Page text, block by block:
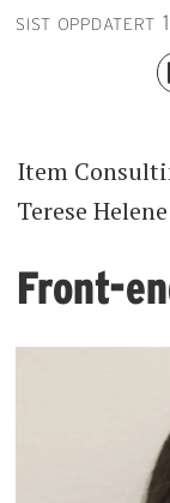
SIST OPPDATERT
Item
Terese
Front-